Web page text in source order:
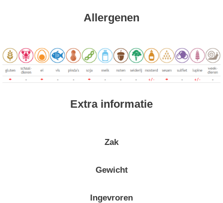
Allergenen
Extra informatie
Zak
Gewicht
Ingevroren